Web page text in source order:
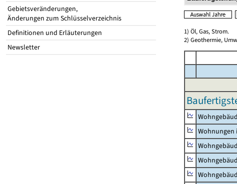
Gebietsveränderungen,
Änderungen zum Schlüsselverzeichnis
Definitionen und Erläuterungen
Newsletter
1) Öl, Gas, Strom.
2) Geothermie,
Wohnungen